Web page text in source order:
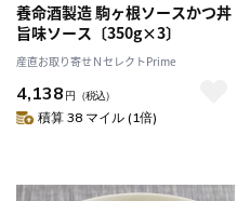
養命酒製造 駒ヶ根ソースかつ丼
旨味ソース〔350g×3〕
産直お取り寄せＮセレクトPrime
4,138 円 （税込）
積算 38 マイル (1倍)